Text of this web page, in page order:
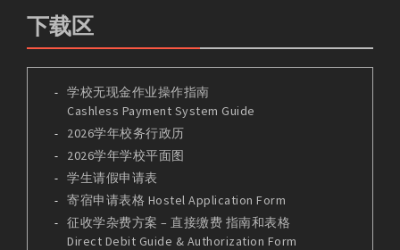
下载区
学校无现金作业操作指南
Cashless Payment System Guide
2026学年校务行政历
2026学年学校平面图
学生请假申请表
寄宿申请表格 Hostel Application Form
征收学杂费方案 – 直接缴费 指南和表格
Direct Debit Guide & Authorization Form